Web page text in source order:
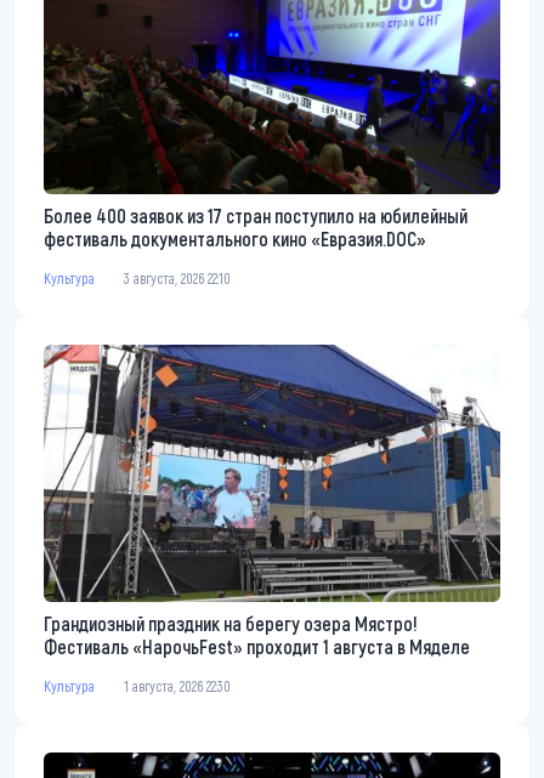
Более 400 заявок из 17 стран поступило на юбилейный
фестиваль документального кино «Евразия.DOC»
Культура 3 августа, 2026 22:10
Грандиозный праздник на берегу озера Мястро!
Фестиваль «НарочьFest» проходит 1 августа в Мяделе
Культура 1 августа, 2026 22:30